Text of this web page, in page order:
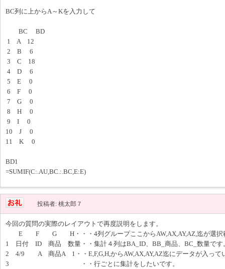
BC列に上からA～Kを入力して
BC BD
1 A 12
2 B 6
3 C 18
4 D 6
5 E 0
6 F 0
7 G 0
8 H 0
9 I 0
10 J 0
11 K 0
BD1
=SUMIF(C:.AU,BC.:.BC,E:E)
投稿者: 桃太郎７
今回の質問の実際のレイアウトで再度説明をします。
E F G H・・・4列グループここからAW,AX,AY,AZ,迄が選択
1 日付 ID 商品 数量・・集計４列はBA_ID、BB_商品、BC_数量です
2 4/9 A 商品A 1・・E,F,G,H,からAW,AX,AY,AZ迄にデータが入って
3 ・・行ごとに集計をしたいです。